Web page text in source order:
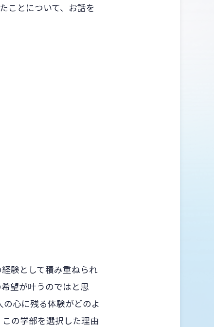
ことについて、お話を
験として積み重ねられ
望が叶うのではと思
心に残る体験がどのよ
の学部を選択した理由